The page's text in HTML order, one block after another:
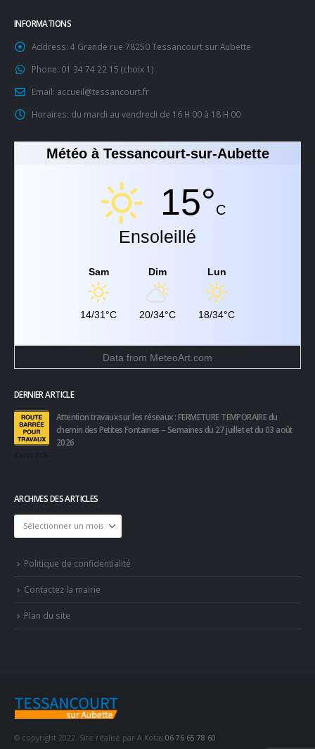
INFORMATIONS
Address: 4 Grande rue 78250 Tessancourt sur Aubette
Phone: 01 34 74 22 15 (choix 1)
Email: accueil@tessancourt.fr
Horaires: du mardi au vendredi de 16 H 00 à 18 H 00
Météo à Tessancourt-sur-Aubette
15°C
Ensoleillé
Sam
14/31°C
Dim
20/34°C
Lun
18/34°C
Data from MeteoArt.com
DERNIER ARTICLE
Attention travaux sur les réseaux : FERMETURE TEMPORAIRE du
chemin des Petites Fontaines – Semaines du 27 juillet et du 03 août
2026
ARCHIVES DES ARTICLES
Archives
des
Politique de confidentialité
Contactez la mairie
Plan du site
© copyright 2022. Site réalisé par A.Kotas 06 76 65 78 60